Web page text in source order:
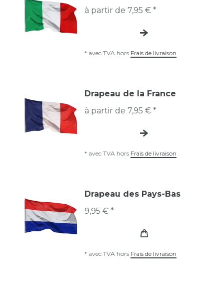
à partir de 7,95 € *
* avec TVA hors Frais de livraison
Drapeau de la France
à partir de 7,95 € *
* avec TVA hors Frais de livraison
Drapeau des Pays-Bas
9,95 € *
* avec TVA hors Frais de livraison